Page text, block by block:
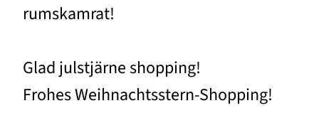
rumskamrat!
Glad julstjärne shopping!
Frohes Weihnachtsstern-Shopping!